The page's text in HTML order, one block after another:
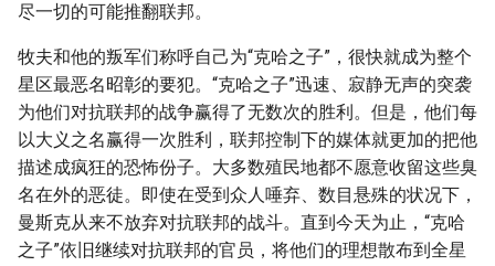
尽一切的可能推翻联邦。
牧夫和他的叛军们称呼自己为“克哈之子”，很快就成为整个
星区最恶名昭彰的要犯。“克哈之子”迅速、寂静无声的突袭
为他们对抗联邦的战争赢得了无数次的胜利。但是，他们每
以大义之名赢得一次胜利，联邦控制下的媒体就更加的把他
描述成疯狂的恐怖份子。大多数殖民地都不愿意收留这些臭
名在外的恶徒。即使在受到众人唾弃、数目悬殊的状况下，
曼斯克从来不放弃对抗联邦的战斗。直到今天为止，“克哈
之子”依旧继续对抗联邦的官员，将他们的理想散布到全星